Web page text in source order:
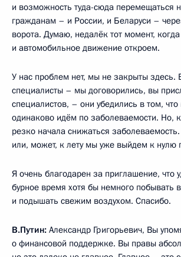
и возможность туда-сюда перемещаться
гражданам – и России, и Беларуси –
ворота. Думаю, недалёк тот момент,
и автомобильное движение откроем.
У нас проблем нет, мы не закрыты здесь.
специалисты – мы договорились, вы
специалистов, – они убедились в том,
одинаково идём по заболеваемости. Но,
резко начала снижаться
или, может, к лету мы уже выйдем к нулю
Я очень благодарен за приглашение, что
бурное время хотя бы немного побывать
и подышать свежим воздухом. Спасибо.
В.Путин: Александр Григорьевич, Вы
о финансовой поддержке. Вы правы